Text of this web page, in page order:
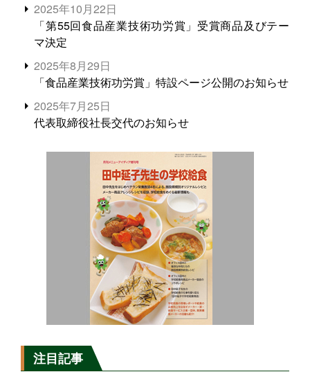
2025年10月22日
「第55回食品産業技術功労賞」受賞商品及びテー
マ決定
2025年8月29日
「食品産業技術功労賞」特設ページ公開のお知らせ
2025年7月25日
代表取締役社長交代のお知らせ
注目記事